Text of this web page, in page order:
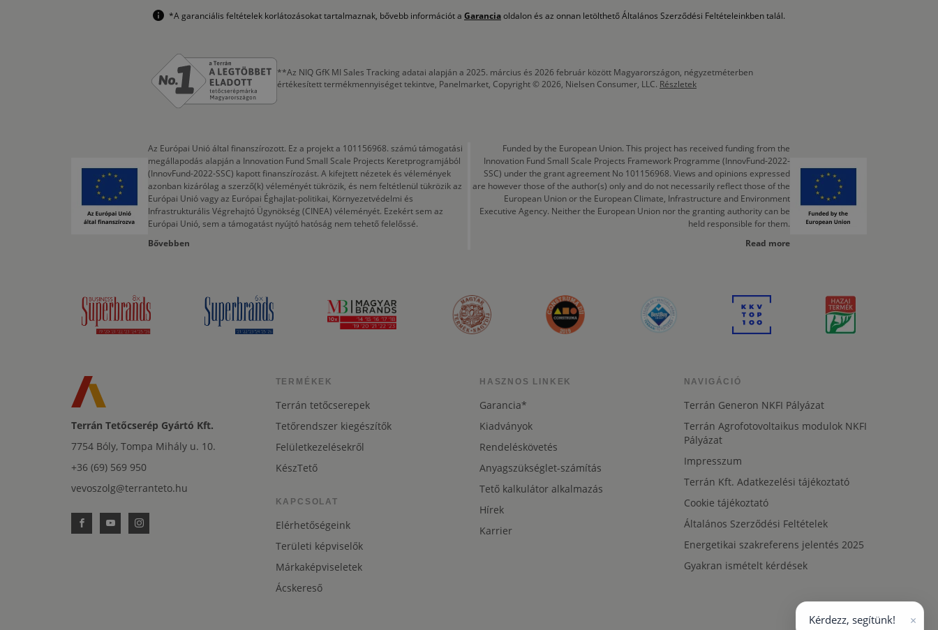
*A garanciális feltételek korlátozásokat tartalmaznak, bővebb információt a Garanciaoldalon és az onnan letölthető Általános Szerződési Feltételeinkben talál.
**Az NIQ GfK MI Sales Tracking adatai alapján a 2025. március és 2026 február között Magyarországon, négyzetméterben
értékesített termékmennyiséget tekintve, Panelmarket, Copyright © 2026, Nielsen Consumer, LLC. Részletek
Az Európai Unió által finanszírozott. Ez a projekt a 101156968. számú támogatási
megállapodás alapján a Innovation Fund Small Scale Projects Keretprogramjából
(InnovFund-2022-SSC) kapott finanszírozást. A kifejtett nézetek és vélemények
azonban kizárólag a szerző(k) véleményét tükrözik, és nem feltétlenül tükrözik az
Európai Unió vagy az Európai Éghajlat-politikai, Környezetvédelmi és
Infrastrukturális Végrehajtó Ügynökség (CINEA) véleményét. Ezekért sem az
Európai Unió, sem a támogatást nyújtó hatóság nem tehető felelőssé.
Bővebben
Funded by the European Union. This project has received funding from the
Innovation Fund Small Scale Projects Framework Programme (InnovFund-2022-
SSC) under the grant agreement No 101156968. Views and opinions expressed
are however those of the author(s) only and do not necessarily reflect those of the
European Union or the European Climate, Infrastructure and Environment
Executive Agency. Neither the European Union nor the granting authority can be
held responsible for them.
Read more
Terrán Tetőcserép Gyártó Kft.
7754 Bóly, Tompa Mihály u. 10.
+36 (69) 569 950
vevoszolg@terranteto.hu
TERMÉKEK
Terrán tetőcserepek
Tetőrendszer kiegészítők
Felületkezelésekről
KészTető
KAPCSOLAT
Elérhetőségeink
Területi képviselők
Márkaképviseletek
Ácskereső
HASZNOS LINKEK
Garancia*
Kiadványok
Rendeléskövetés
Anyagszükséglet-számítás
Tető kalkulátor alkalmazás
Hírek
Karrier
NAVIGÁCIÓ
Terrán Generon NKFI Pályázat
Terrán Agrofotovoltaikus modulok NKFI
Pályázat
Impresszum
Terrán Kft. Adatkezelési tájékoztató
Cookie tájékoztató
Általános Szerződési Feltételek
Energetikai szakreferens jelentés 2025
Gyakran ismételt kérdések
Kérdezz, segítünk! ×